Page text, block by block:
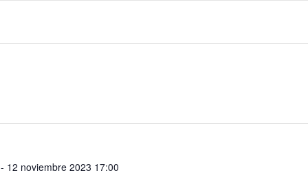
12 noviembre 2023 17:00